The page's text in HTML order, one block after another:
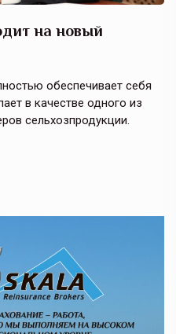
на новый
обеспечивает себя
в качестве одного из
сельхозпродукции.